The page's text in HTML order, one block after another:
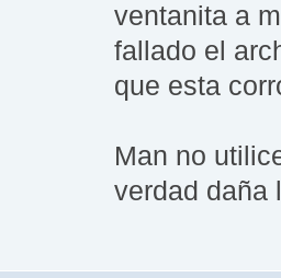
ventanita a
fallado el
que esta
Man no
verdad daña